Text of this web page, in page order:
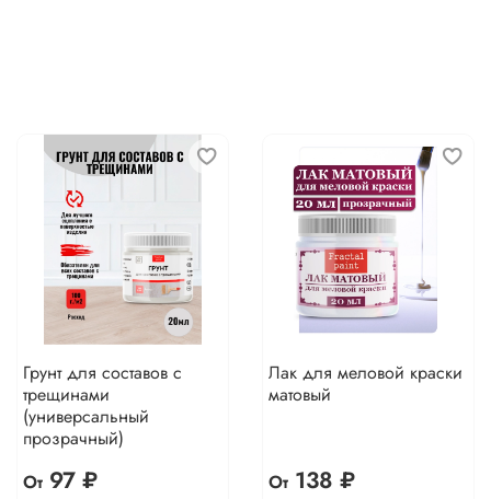
Грунт для составов с
трещинами
(универсальный
прозрачный)
От97 ₽
Лак для меловой краски
матовый
От138 ₽